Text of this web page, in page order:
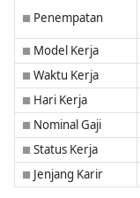
■ Penempatan
■ Model Kerja
■ Waktu Kerja
■ Hari Kerja
■ Nominal Gaji
■ Status Kerja
■ Jenjang Karir